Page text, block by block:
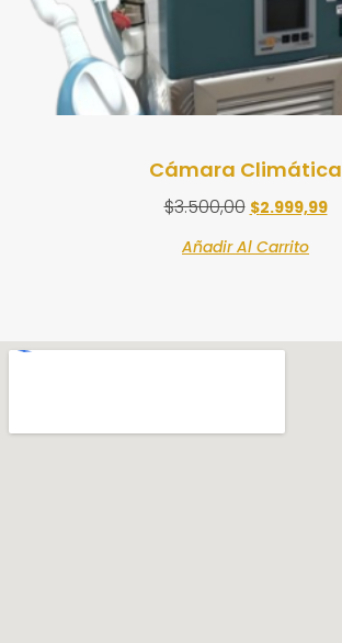
Cámara Climática
$3.500,00 $2.999,99
Añadir Al Carrito